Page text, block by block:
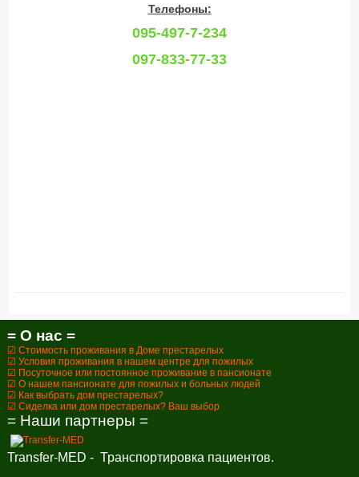
Телефоны:
095-497-7-234
097-833-77-33
= О нас =
☑ Стоимость проживания в Доме престарелых
☑ Условия проживания в нашем центре для пожилых
☑ Посуточное или постоянное проживание в пансионате
☑ О нашем пансионате для пожилых и больных людей
☑ Как выбрать дом престарелых?
☑ Сиделка или дом престарелых? Ваш выбор
= Наши партнеры =
Transfer-MED - Транспортировка пациентов.